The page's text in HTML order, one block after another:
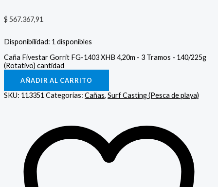
$ 567.367,91
Disponibilidad: 1 disponibles
Caña Fivestar Gorrit FG-1403 XHB 4,20m - 3 Tramos - 140/225g
(Rotativo) cantidad
AÑADIR AL CARRITO
SKU: 113351 Categorías: Cañas, Surf Casting (Pesca de playa)